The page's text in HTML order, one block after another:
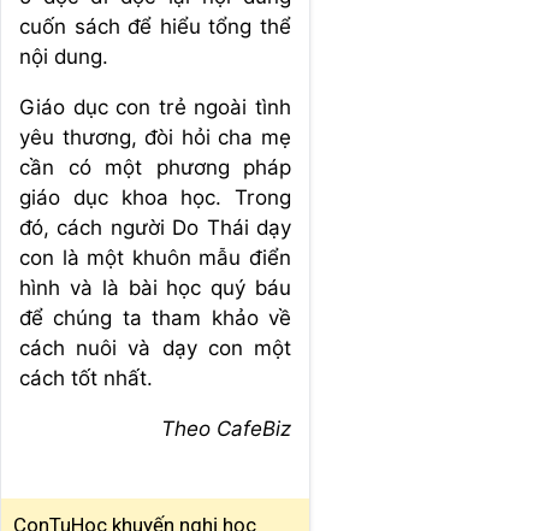
cuốn sách để hiểu tổng thể
nội dung.
Giáo dục con trẻ ngoài tình
yêu thương, đòi hỏi cha mẹ
cần có một phương pháp
giáo dục khoa học. Trong
đó, cách người Do Thái dạy
con là một khuôn mẫu điển
hình và là bài học quý báu
để chúng ta tham khảo về
cách nuôi và dạy con một
cách tốt nhất.
Theo CafeBiz
ConTuHoc khuyến nghị học